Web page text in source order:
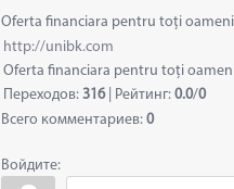
Oferta financiara pentru toți
http://unibk.com
Oferta financiara pentru toți
Переходов: 316| Рейтинг: 0.0/0
Всего комментариев: 0
Войдите: